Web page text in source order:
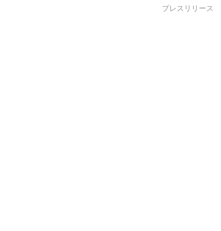
プレスリリース